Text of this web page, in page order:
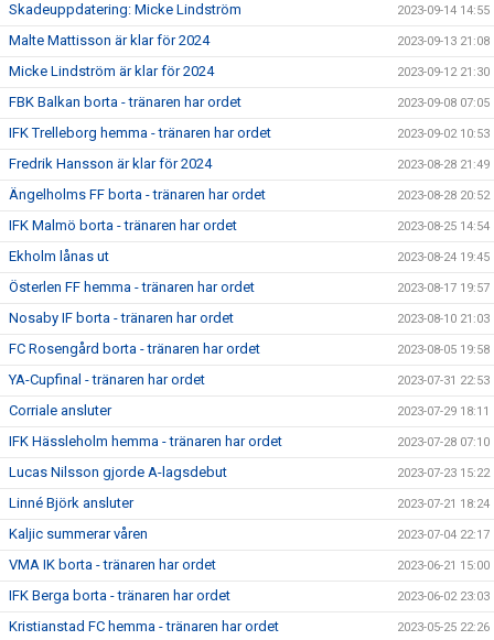
Skadeuppdatering: Micke Lindström 2023-09-14 14:55
Malte Mattisson är klar för 2024 2023-09-13 21:08
Micke Lindström är klar för 2024 2023-09-12 21:30
FBK Balkan borta - tränaren har ordet 2023-09-08 07:05
IFK Trelleborg hemma - tränaren har ordet 2023-09-02 10:53
Fredrik Hansson är klar för 2024 2023-08-28 21:49
Ängelholms FF borta - tränaren har ordet 2023-08-28 20:52
IFK Malmö borta - tränaren har ordet 2023-08-25 14:54
Ekholm lånas ut 2023-08-24 19:45
Österlen FF hemma - tränaren har ordet 2023-08-17 19:57
Nosaby IF borta - tränaren har ordet 2023-08-10 21:03
FC Rosengård borta - tränaren har ordet 2023-08-05 19:58
YA-Cupfinal - tränaren har ordet 2023-07-31 22:53
Corriale ansluter 2023-07-29 18:11
IFK Hässleholm hemma - tränaren har ordet 2023-07-28 07:10
Lucas Nilsson gjorde A-lagsdebut 2023-07-23 15:22
Linné Björk ansluter 2023-07-21 18:24
Kaljic summerar våren 2023-07-04 22:17
VMA IK borta - tränaren har ordet 2023-06-21 15:00
IFK Berga borta - tränaren har ordet 2023-06-02 23:03
Kristianstad FC hemma - tränaren har ordet 2023-05-25 22:26